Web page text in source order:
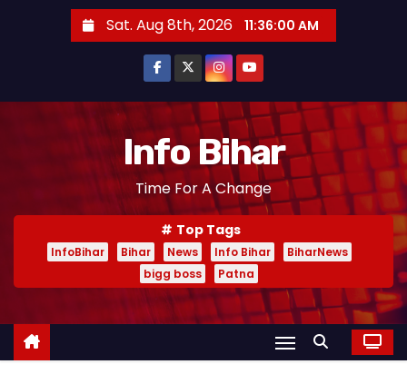
Sat. Aug 8th, 2026 11:36:01 AM
Info Bihar
Time For A Change
Top Tags
InfoBihar Bihar News Info Bihar
BiharNews
bigg boss
Patna